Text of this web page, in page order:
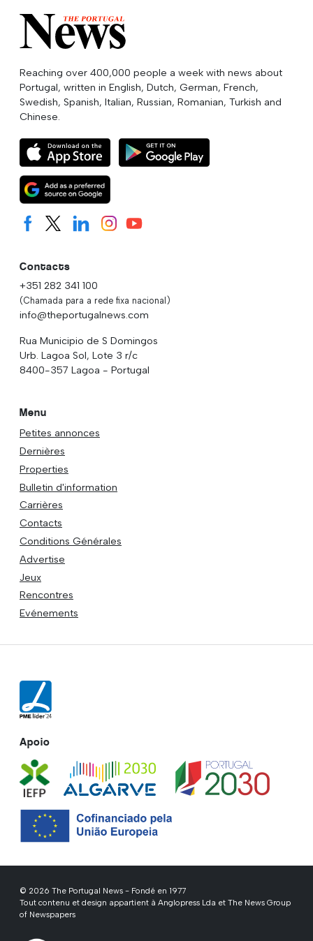
Reaching over 400,000 people a week with news about
Portugal, written in English, Dutch, German, French,
Swedish, Spanish, Italian, Russian, Romanian, Turkish and
Chinese.
Contacts
+351 282 341 100
(Chamada para a rede fixa nacional)
info@theportugalnews.com
Rua Municipio de S Domingos
Urb. Lagoa Sol, Lote 3 r/c
8400-357 Lagoa - Portugal
Menu
Petites annonces
Dernières
Properties
Bulletin d'information
Carrières
Contacts
Conditions Générales
Advertise
Jeux
Rencontres
Evénements
Apoio
© 2026 The Portugal News - Fondé en 1977
Tout contenu et design appartient à Anglopress Lda et The News Group
of Newspapers